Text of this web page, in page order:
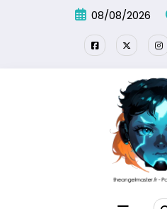
08/08/2026